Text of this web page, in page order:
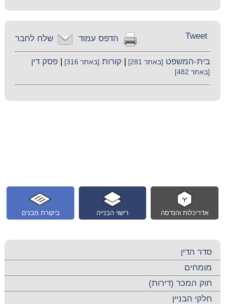
שלח לחבר הדפס עמוד Tweet
בית-המשפט [באתר 281] קורות [באתר 316] |פסק דין
[באתר 482]
ביקורת מבנים רישוי הבנייה אדריכלות והנדסה
סדר הדין
מומחים
חוק המכר (דירות)
חלקי הבניין